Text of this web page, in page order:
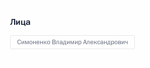
Лица
Симоненко Владимир Александрович